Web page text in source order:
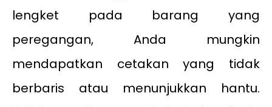
lengket pada barang yang
peregangan, Anda mungkin
mendapatkan cetakan yang tidak
berbaris atau menunjukkan hantu.